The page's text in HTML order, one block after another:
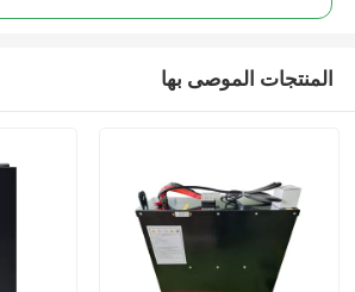
المنتجات الموصى بها